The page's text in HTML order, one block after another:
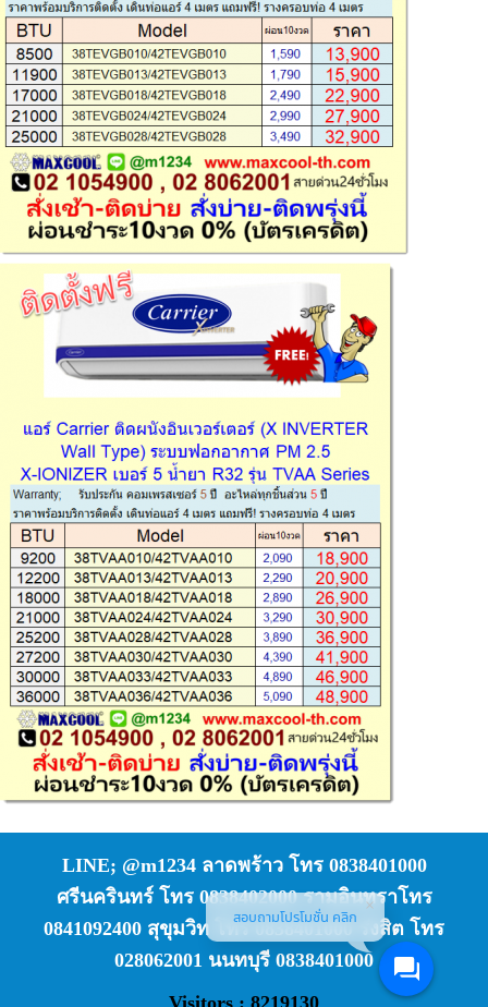
LINE; @m1234 ลาดพร้าว โทร 0838401000
ศรีนครินทร์ โทร 0838402000 รามอินทราโทร
0841092400 สุขุมวิท โทร 0838401000 รังสิต โทร
028062001 นนทบุรี 0838401000
Visitors : 8219130
สอบถามโปรโมชั่น คลิก